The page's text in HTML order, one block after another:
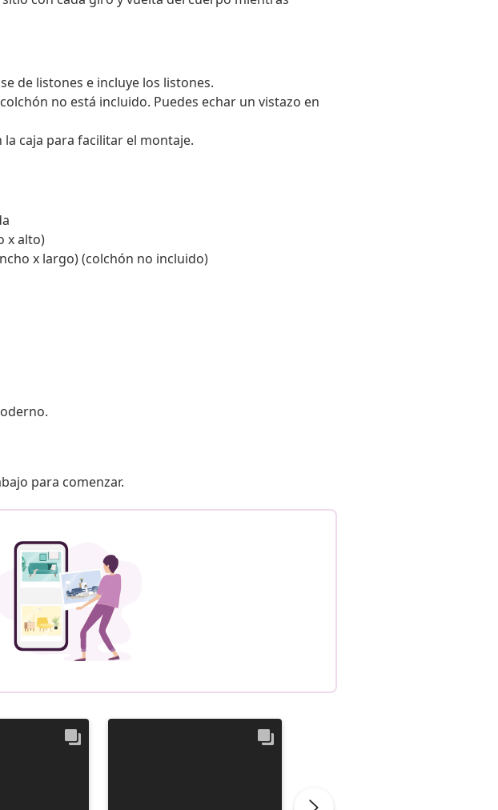
de listones e incluye los listones.
no está incluido. Puedes echar un vistazo en
caja para facilitar el montaje.
x alto)
x largo) (colchón no incluido)
para comenzar.